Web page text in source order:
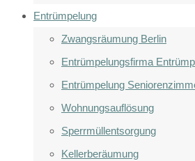
Entrümpelung
Zwangsräumung Berlin
Entrümpelungsfirma
Entrümpelung
Wohnungsauflösung
Sperrmüllentsorgung
Kellerberäumung